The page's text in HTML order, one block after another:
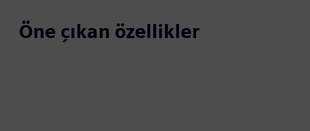
Öne çıkan özellikler